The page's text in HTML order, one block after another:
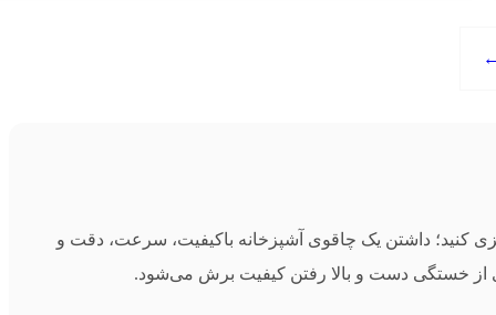
کنید؛ داشتن یک چاقوی آشپزخانه باکیفیت، سرعت، دقت و
از خستگی دست و بالا رفتن کیفیت برش می‌شود.